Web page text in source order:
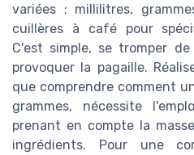
variées : millilitres,
cuillères à café pour
C'est simple, se tromper
provoquer la pagaille.
que comprendre comment
grammes, nécessite
prenant en compte la
ingrédients. Pour une